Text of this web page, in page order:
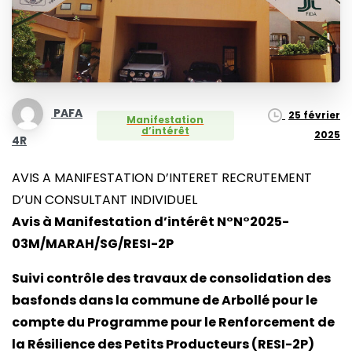
PAFA
4R
Manifestation
d’intérêt
25 février
2025
AVIS A MANIFESTATION D’INTERET RECRUTEMENT
D’UN CONSULTANT INDIVIDUEL
Avis à Manifestation d’intérêt N°N°2025-
03M/MARAH/SG/RESI-2P
Suivi contrôle des travaux de consolidation des
basfonds dans la commune de Arbollé pour le
compte du Programme pour le Renforcement de
la Résilience des Petits Producteurs (RESI-2P)